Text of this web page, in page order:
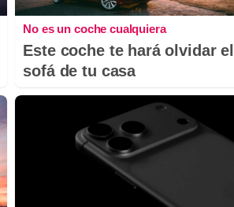
No es un coche cualquiera
Este coche te hará olvidar el
sofá de tu casa